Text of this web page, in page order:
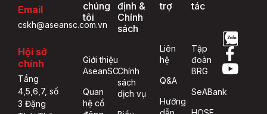
Email
cskh@aseansc.com.vn
Hội sở
chính
Tầng
4,5,6,7, số
3 Đặng
chúng
tôi
Giới thiệu
AseanSC
Quan
hệ cổ
định &
Chính
sách
Chính
sách
dịch vụ
trợ
Liên
hệ
Q&A
Hướng
tác
Tập
đoàn
BRG
SeABank